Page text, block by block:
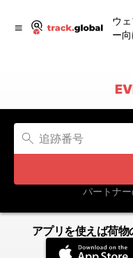
ウ
ー
パートナ
アプリを使えば荷